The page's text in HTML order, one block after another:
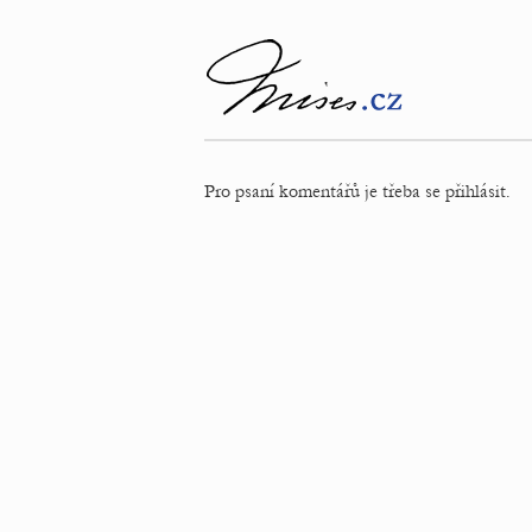
Pro psaní komentářů je třeba se přihlásit.